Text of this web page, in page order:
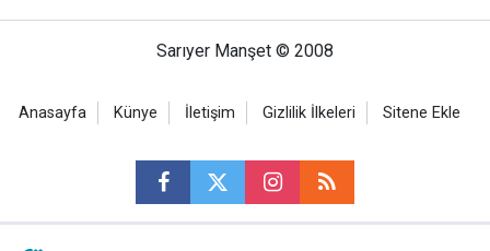
Sarıyer Manşet © 2008
Anasayfa Künye İletişim Gizlilik İlkeleri Sitene Ekle